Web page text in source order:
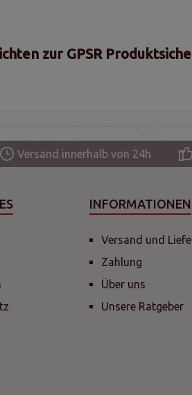
zur GPSR
Versand innerhalb von 24h
INFORMATIONEN
Versand und
Zahlung
Über uns
Unsere Ratgeber